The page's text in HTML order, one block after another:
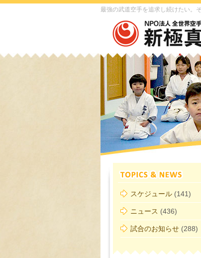
最強の武道空手を追求し続けたい。
スケジュール (141)
ニュース (436)
試合のお知らせ (288)